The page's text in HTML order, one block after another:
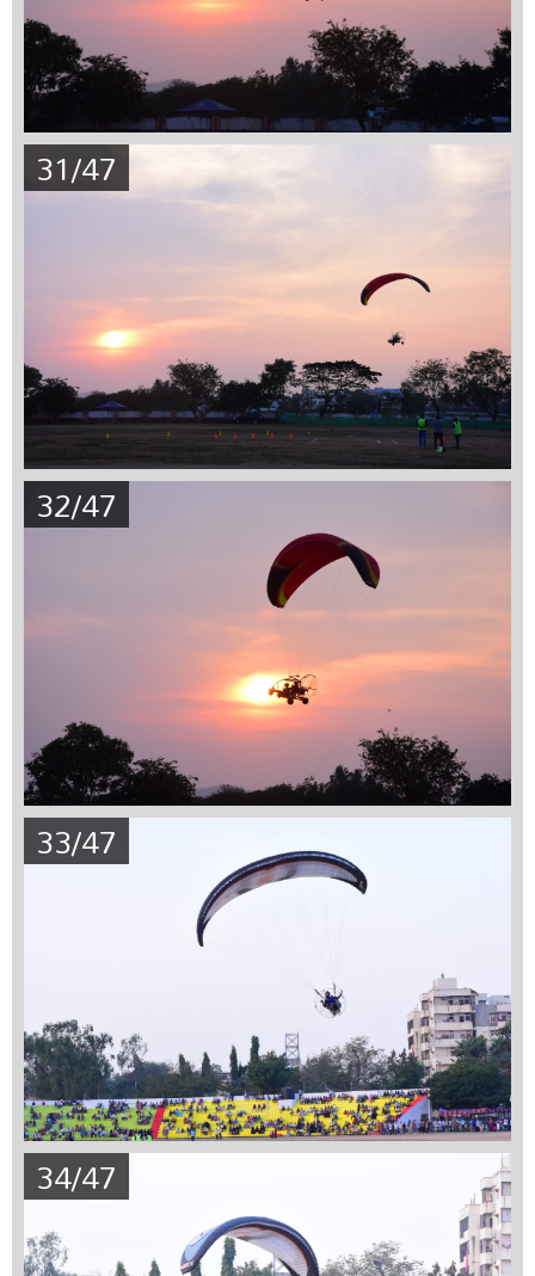
31/47
32/47
33/47
34/47